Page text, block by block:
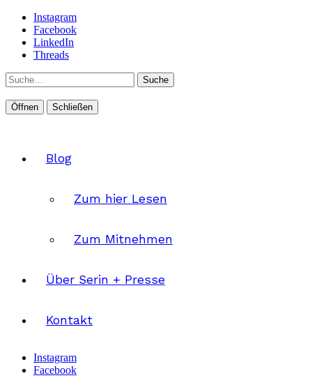
Instagram
Facebook
LinkedIn
Threads
Suche
Öffnen Schließen
Blog
Zum hier Lesen
Zum Mitnehmen
Über Serin + Presse
Kontakt
Instagram
Facebook